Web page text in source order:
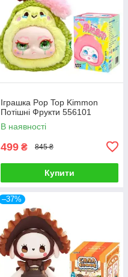
Іграшка Pop Top Kimmon
Потішні Фрукти 556101
В наявності
499 ₴ 845 ₴
Купити
–37%